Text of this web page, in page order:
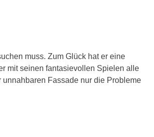
muss. Zum Glück hat er eine
mit seinen fantasievollen Spielen alle
Fassade nur die Probleme